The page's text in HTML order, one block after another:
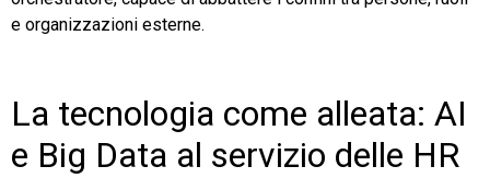
e organizzazioni esterne.
La tecnologia come alleata: AI
e Big Data al servizio delle HR